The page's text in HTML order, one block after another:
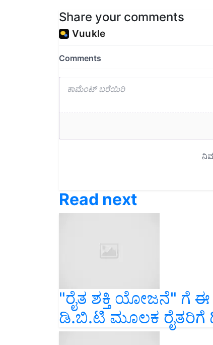
"ರೈತ ಶಕ್ತಿ ಯೋಜನೆ" ಗೆ ಈ
ಡಿ.ಬಿ.ಟಿ ಮೂಲಕ